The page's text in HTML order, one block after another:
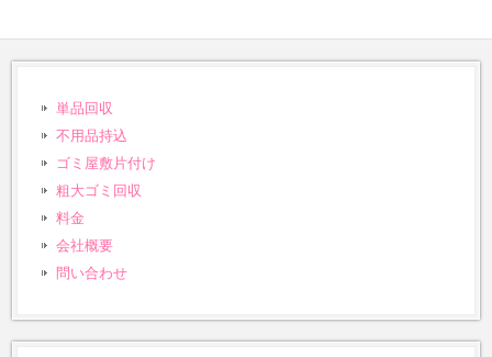
単品回収
不用品持込
ゴミ屋敷片付け
粗大ゴミ回収
料金
会社概要
問い合わせ